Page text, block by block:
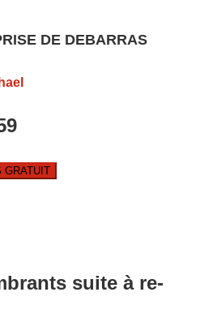
DE DEBARRAS
GRATUIT
suite à re-